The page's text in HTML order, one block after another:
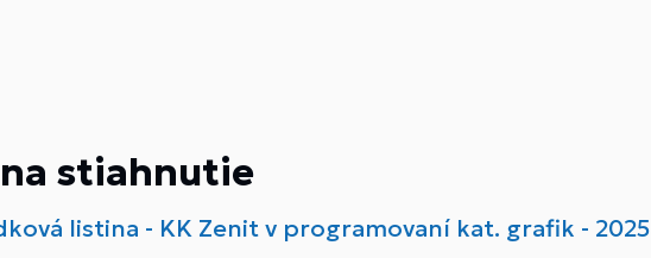
stiahnutie
listina - KK Zenit v programovaní kat. grafik - 2025